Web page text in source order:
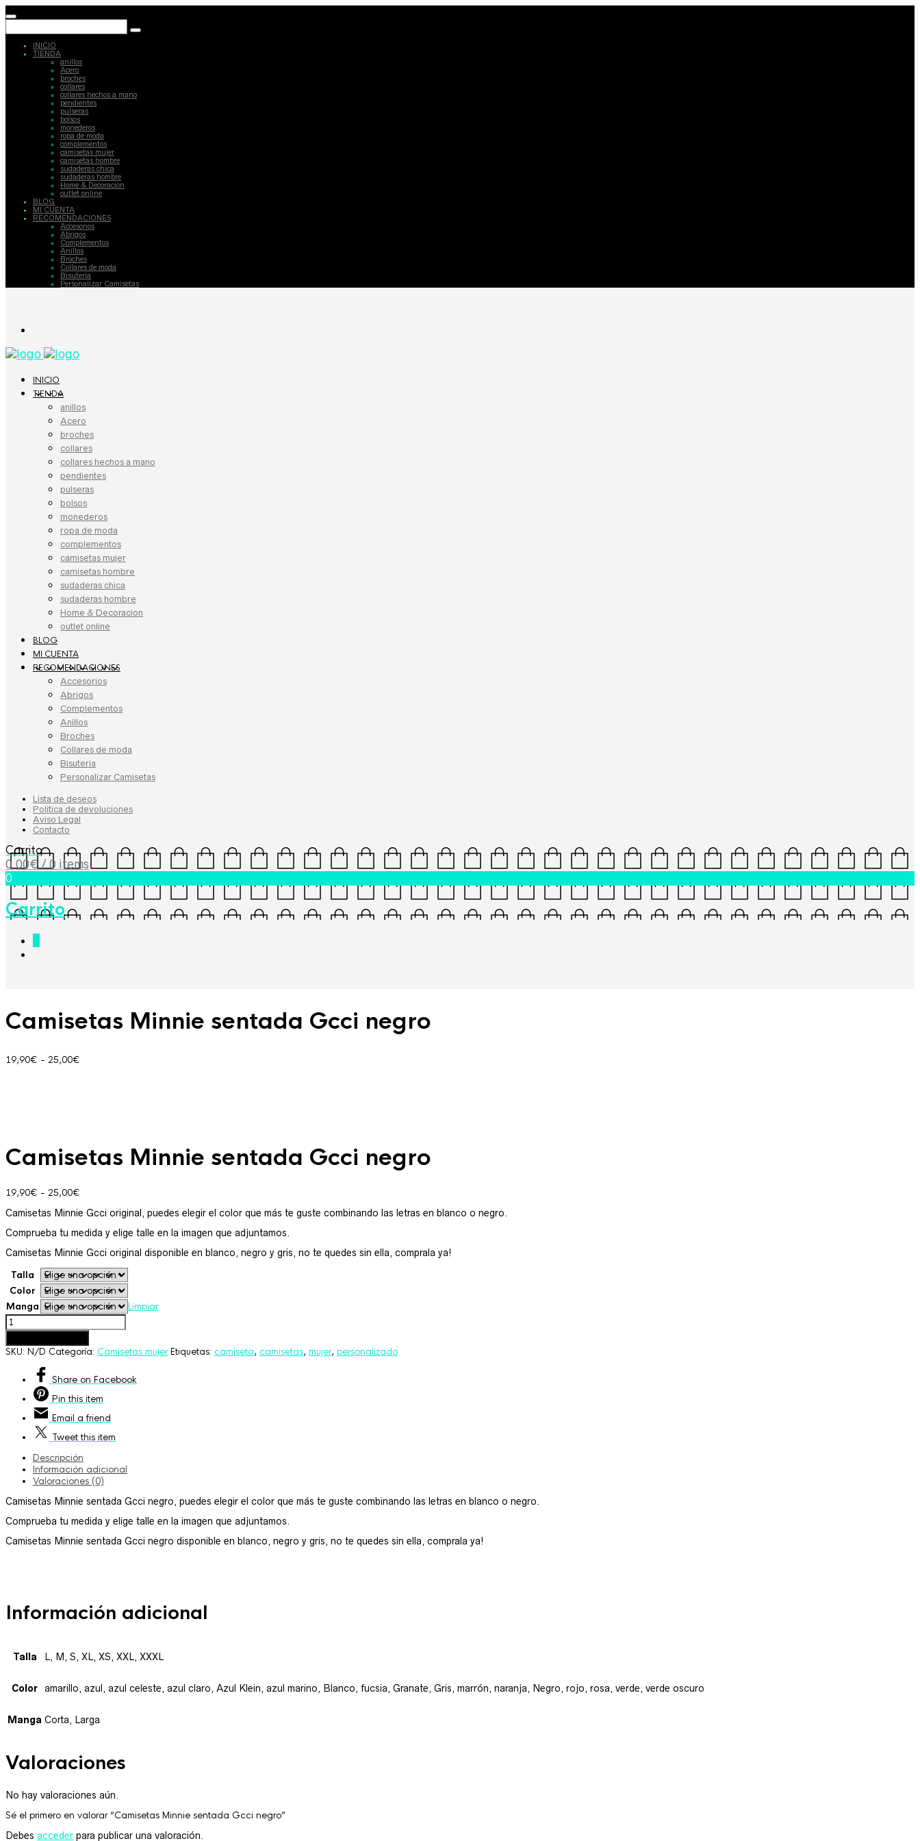
INICIO
TIENDA
anillos
Acero
broches
collares
collares hechos a mano
pendientes
pulseras
bolsos
monederos
ropa de moda
complementos
camisetas mujer
camisetas hombre
sudaderas chica
sudaderas hombre
Home & Decoracion
outlet online
BLOG
MI CUENTA
RECOMENDACIONES
Accesorios
Abrigos
Complementos
Anillos
Broches
Collares de moda
Bisuteria
Personalizar Camisetas
INICIO
TIENDA
anillos
Acero
broches
collares
collares hechos a mano
pendientes
pulseras
bolsos
monederos
ropa de moda
complementos
camisetas mujer
camisetas hombre
sudaderas chica
sudaderas hombre
Home & Decoracion
outlet online
BLOG
MI CUENTA
RECOMENDACIONES
Accesorios
Abrigos
Complementos
Anillos
Broches
Collares de moda
Bisuteria
Personalizar Camisetas
Lista de deseos
Politica de devoluciones
Aviso Legal
Contacto
Carrito
0,00€ / 0 items
0
Carrito
Camisetas Minnie sentada Gcci negro
19,90€ - 25,00€
Camisetas Minnie sentada Gcci negro
19,90€ - 25,00€
precios:
desde
19,90€
hasta
Camisetas Minnie Gcci original, puedes elegir el color que más te guste combinando las letras en blanco o negro.
Comprueba tu medida y elige talle en la imagen que adjuntamos.
Camisetas Minnie Gcci original disponible en blanco, negro y gris, no te quedes sin ella, comprala ya!
Talla
Color
Manga
Limpiar
Camisetas
Minnie
sentada
Gcci
cantidad
SKU: N/D Categoría: Camisetas mujer Etiquetas: camiseta, camisetas, mujer, personalizado
Share on Facebook
Pin this item
Email a friend
Tweetthis item
Descripción
Información adicional
Valoraciones (0)
Camisetas Minnie sentada Gcci negro, puedes elegir el color que más te guste combinando las letras en blanco o negro.
Comprueba tu medida y elige talle en la imagen que adjuntamos.
Camisetas Minnie sentada Gcci negro disponible en blanco, negro y gris, no te quedes sin ella, comprala ya!
Información adicional
Talla L, M, S, XL, XS, XXL, XXXL
Color amarillo, azul, azul celeste, azul claro, Azul Klein, azul marino, Blanco, fucsia, Granate, Gris, marrón, naranja, Negro, rojo, rosa, verde, verde oscuro
Manga Corta, Larga
Valoraciones
No hay valoraciones aún.
Sé el primero en valorar “Camisetas Minnie sentada Gcci negro”
Debes acceder para publicar una valoración.